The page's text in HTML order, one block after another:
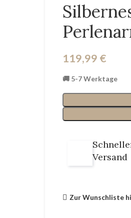
119,99 €
🚚 5-7 Werktage
Versand
Zur Wunschliste